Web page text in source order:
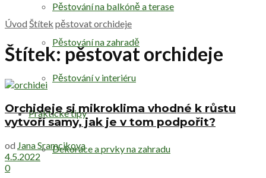
Pěstování na balkóně a terase
Pěstování na zahradě
Pěstování v interiéru
Praktické tipy
Dekorace a prvky na zahradu
Úvod Štítek pěstovat orchideje
Štítek:pěstovat orchideje
Orchideje si mikroklima vhodné k růstu
vytvoří samy, jak je v tom podpořit?
od Jana Sramcikova
4.5.2022
0